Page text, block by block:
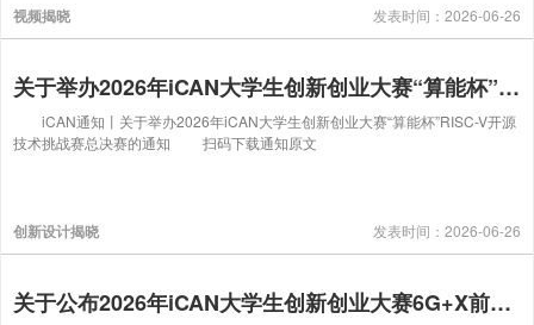
视频揭晓 发表时间：2026-06-26
关于举办2026年iCAN大学生创新创业大赛“算能杯”RISC-V开源技术挑战赛总决赛的通知
iCAN通知丨关于举办2026年iCAN大学生创新创业大赛“算能杯”RISC-V开源
技术挑战赛总决赛的通知 扫码下载通知原文
创新设计揭晓 发表时间：2026-06-26
关于公布2026年iCAN大学生创新创业大赛6G+X前沿转化挑战赛选拔赛比赛结果的通知